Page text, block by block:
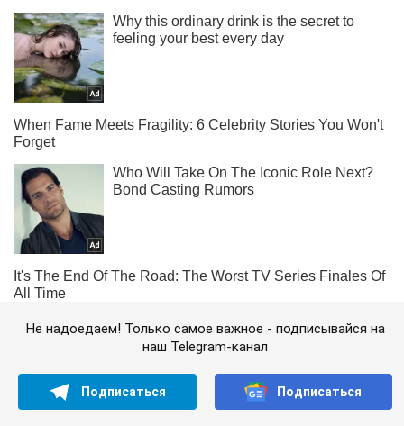
Не надоедаем! Только самое важное - подписывайся на
наш Telegram-канал
Подписаться Подписаться